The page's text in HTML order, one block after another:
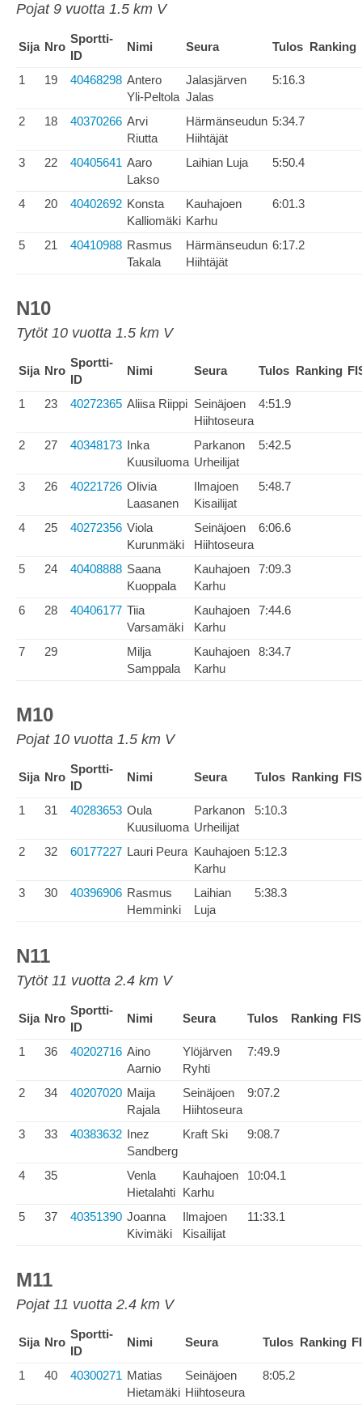
Pojat 9 vuotta 1.5 km V
Sija Nro
Sportti-
ID
Nimi Seura Tulos Ranking
1 19 40468298 Antero
Yli-Peltola
Jalasjärven
Jalas
5:16.3
2 18 40370266 Arvi
Riutta
Härmänseudun
Hiihtäjät
5:34.7
3 22 40405641 Aaro
Lakso
Laihian Luja 5:50.4
4 20 40402692 Konsta
Kalliomäki
Kauhajoen
Karhu
6:01.3
5 21 40410988 Rasmus
Takala
Härmänseudun
Hiihtäjät
6:17.2
N10
Tytöt 10 vuotta 1.5 km V
Sija Nro
Sportti-
ID
Nimi Seura Tulos Ranking
1 23 40272365 Aliisa Riippi Seinäjoen
Hiihtoseura
4:51.9
2 27 40348173 Inka
Kuusiluoma
Parkanon
Urheilijat
5:42.5
3 26 40221726 Olivia
Laasanen
Ilmajoen
Kisailijat
5:48.7
4 25 40272356 Viola
Kurunmäki
Seinäjoen
Hiihtoseura
6:06.6
5 24 40408888 Saana
Kuoppala
Kauhajoen
Karhu
7:09.3
6 28 40406177 Tiia
Varsamäki
Kauhajoen
Karhu
7:44.6
7 29
Milja
Samppala
Kauhajoen
Karhu
8:34.7
M10
Pojat 10 vuotta 1.5 km V
Sija Nro
Sportti-
ID
Nimi Seura Tulos Ranking FIS
1 31 40283653 Oula
Kuusiluoma
Parkanon
Urheilijat
5:10.3
2 32 60177227 Lauri Peura Kauhajoen
Karhu
5:12.3
3 30 40396906 Rasmus
Hemminki
Laihian
Luja
5:38.3
N11
Tytöt 11 vuotta 2.4 km V
Sija Nro
Sportti-
ID
Nimi Seura Tulos Ranking FIS
1 36 40202716 Aino
Aarnio
Ylöjärven
Ryhti
7:49.9
2 34 40207020 Maija
Rajala
Seinäjoen
Hiihtoseura
9:07.2
3 33 40383632 Inez
Sandberg
Kraft Ski 9:08.7
4 35
Venla
Hietalahti
Kauhajoen
Karhu
10:04.1
5 37 40351390 Joanna
Kivimäki
Ilmajoen
Kisailijat
11:33.1
M11
Pojat 11 vuotta 2.4 km V
Sija Nro
Sportti-
ID
Nimi Seura Tulos Ranking
1 40 40300271 Matias
Hietamäki
Seinäjoen
Hiihtoseura
8:05.2